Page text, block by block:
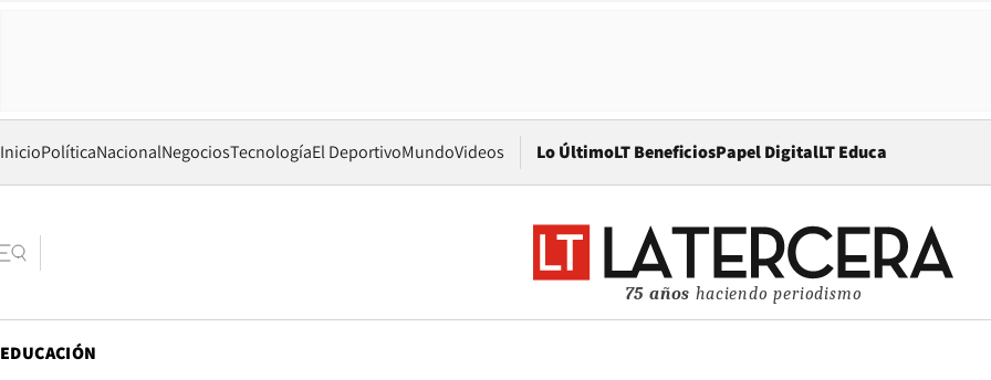
InicioPolíticaNacionalNegociosTecnologíaEl DeportivoMundoVideos Lo ÚltimoLT BeneficiosPapel DigitalOpens in new window
LT Educa
75 años haciendo periodismo
EDUCACIÓN